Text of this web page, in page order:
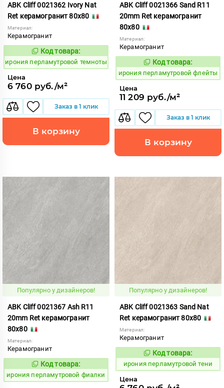
ABK Cliff 0021362 Ivory Nat
Ret керамогранит 80x80
Материал:
Керамогранит
1102727
Код товара:
ирония перламутровой темноты
Цена
6 760 руб./м²
Заказ в 1 клик
В корзину
ABK Cliff 0021366 Sand R11
20mm Ret керамогранит
80x80
Материал:
Керамогранит
1102741
Код товара:
ирония перламутровой флейты
Цена
11 209 руб./м²
Заказ в 1 клик
В корзину
Популярно у дизайнеров!
ABK Cliff 0021367 Ash R11
20mm Ret керамогранит
80x80
Материал:
Керамогранит
1102739
Код товара:
ирония перламутровой фиалки
Популярно у дизайнеров!
ABK Cliff 0021363 Sand Nat
Ret керамогранит 80x80
Материал:
Керамогранит
1102728
Код товара:
ирония перламутровой тени
Цена